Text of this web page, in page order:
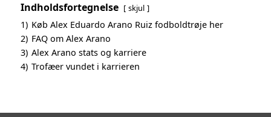
Indholdsfortegnelse skjul
1) Køb Alex Eduardo Arano Ruiz fodboldtrøje her
2) FAQ om Alex Arano
3) Alex Arano stats og karriere
4) Trofæer vundet i karrieren